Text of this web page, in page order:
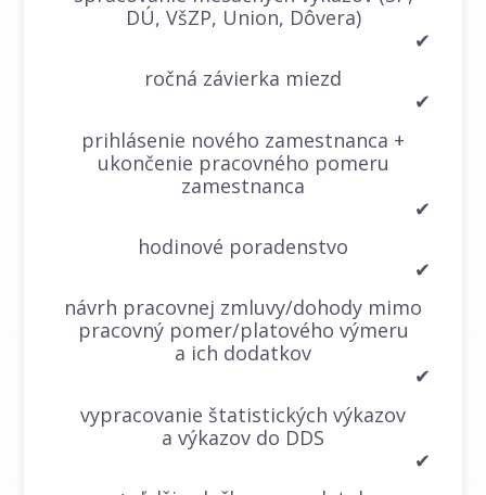
DÚ, VšZP, Union, Dôvera)
✔
ročná závierka miezd
✔
prihlásenie nového zamestnanca +
ukončenie pracovného pomeru
zamestnanca
✔
hodinové poradenstvo
✔
návrh pracovnej zmluvy/dohody mimo
pracovný pomer/platového výmeru
a ich dodatkov
✔
vypracovanie štatistických výkazov
a výkazov do DDS
✔